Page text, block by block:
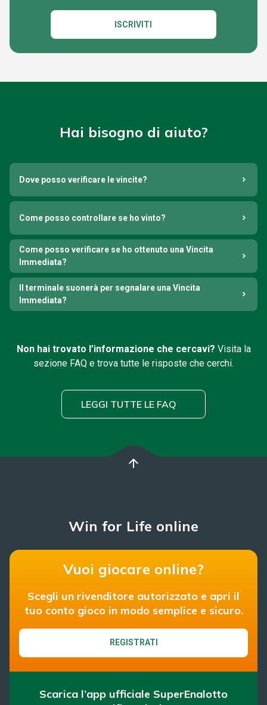
ISCRIVITI
Hai bisogno di aiuto?
Dove posso verificare le vincite?
Come posso controllare se ho vinto?
Come posso verificare se ho ottenuto una Vincita
Immediata?
Il terminale suonerà per segnalare una Vincita
Immediata?
Non hai trovato l’informazione che cercavi? Visita la
sezione FAQ e trova tutte le risposte che cerchi.
LEGGI TUTTE LE FAQ
arrow_upward
Win for Life online
Vuoi giocare online?
Scegli un rivenditore autorizzato e apri il
tuo conto gioco in modo semplice e sicuro.
REGISTRATI
Scarica l’app ufficiale SuperEnalotto